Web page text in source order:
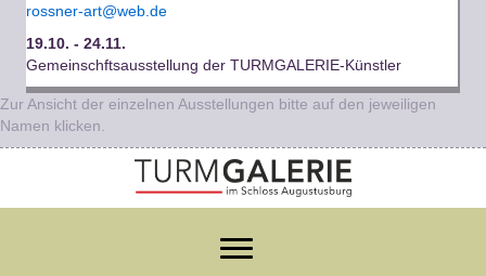
rossner-art@web.de
19.10. - 24.11.
Gemeinschftsausstellung der TURMGALERIE-Künstler
Zur Ansicht der einzelnen Ausstellungen bitte auf den jeweiligen
Namen klicken.